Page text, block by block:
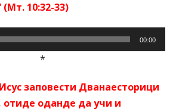
(Мт. 10:32-33)
00:00
*
заповести Дванаесторици
отиде оданде да учи и